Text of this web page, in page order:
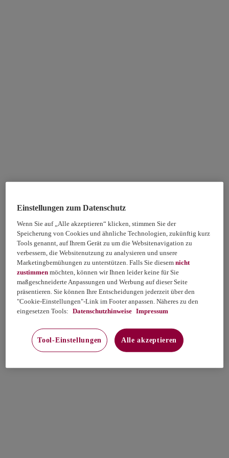
Einstellungen zum Datenschutz
Wenn Sie auf „Alle akzeptieren“ klicken, stimmen Sie der
Speicherung von Cookies und ähnliche Technologien, zukünftig kurz
Tools genannt, auf Ihrem Gerät zu um die Websitenavigation zu
verbessern, die Websitenutzung zu analysieren und unsere
Marketingbemühungen zu unterstützen. Falls Sie diesemnicht
zustimmen möchten, können wir Ihnen leider keine für Sie
maßgeschneiderte Anpassungen und Werbung auf dieser Seite
präsentieren. Sie können Ihre Entscheidungen jederzeit über den
"Cookie-Einstellungen"-Link im Footer anpassen. Näheres zu den
eingesetzen Tools: Datenschutzhinweise Impressum
Tool-Einstellungen Alle akzeptieren